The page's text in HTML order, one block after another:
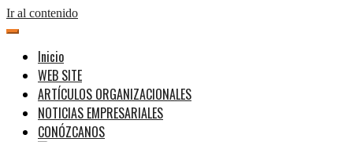
Ir al contenido
Inicio
WEB SITE
ARTÍCULOS ORGANIZACIONALES
NOTICIAS EMPRESARIALES
CONÓZCANOS